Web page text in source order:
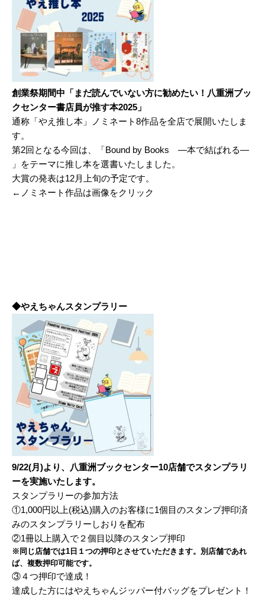
創業祭期間中「まだ読んでいない方に勧めたい！八重洲ブッ
クセンター書店員が推す本2025」
通称「やえ推し本」ノミネート8作品を全店で展開いたしま
す。
第2回となる今回は、「Bound by Books ―本で結ばれる―
」をテーマに推し本を選書いたしました。
大賞の発表は12月上旬の予定です。
←ノミネート作品は画像をクリック
◆やえちゃんスタンプラリー
9/22(月)より、八重洲ブックセンター10店舗でスタンプラリ
ーを実施いたします。
スタンプラリーの参加方法
①1,000円以上(税込)購入のお客様に1個目のスタンプ押印済
みのスタンプラリーしおりを配布​
②1冊以上購入で２個目以降のスタンプ押印
※同じ店舗では1日１つの押印とさせていただきます。別店舗であれ
ば、複数押印可能です。
③４つ押印で達成！
達成した方にはやえちゃんジッパー付バッグをプレゼント！